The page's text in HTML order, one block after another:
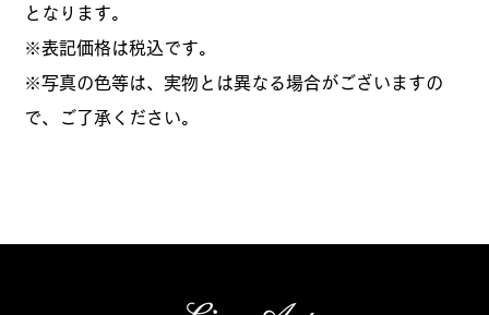
となります。
​※表記価格は税込です。
※写真の色等は、実物とは異なる場合がございますの
で、ご了承ください。